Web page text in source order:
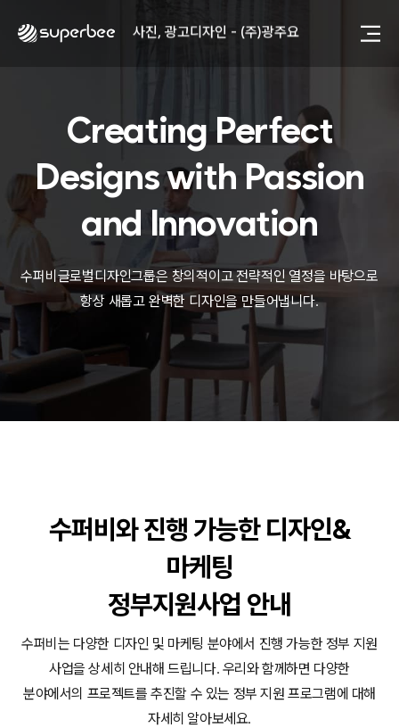
웹사이트 - (주)세스코
동영상, 카탈로그 - 피자마루
웹사이트 - 백조씽크
사진, 광고디자인 - 중외제약
패키지, 디자인 - 고려은단
동영상 - (주)듀오백
동영상 - ㈜고피자
동영상 - 모모스커피㈜
동영상 - 삼양홀딩스
동영상 - 킷캣
사진, 광고디자인 - (주)화요
사진, 광고디자인 - (주)광주요
웹사이트 - (주)세스코
제품디자인 - 삼성전자㈜
동영상, CI - 카피어랜드㈜
동영상, 홈페이지 - (주)분독
동영상 - (주)듀오백
동영상 - ㈜고피자
동영상 - 모모스커피㈜
동영상 - 삼양홀딩스
동영상 - 킷캣
Creating Perfect
Designs with Passion
and Innovation
수퍼비글로벌디자인그룹은 창의적이고 전략적인 열정을 바탕으로
항상 새롭고 완벽한 디자인을 만들어냅니다.
수퍼비와 진행 가능한 디자인&
마케팅
정부지원사업 안내
수퍼비는 다양한 디자인 및 마케팅 분야에서 진행 가능한 정부 지원
사업을 상세히 안내해 드립니다. 우리와 함께하면 다양한
분야에서의 프로젝트를 추진할 수 있는 정부 지원 프로그램에 대해
자세히 알아보세요.